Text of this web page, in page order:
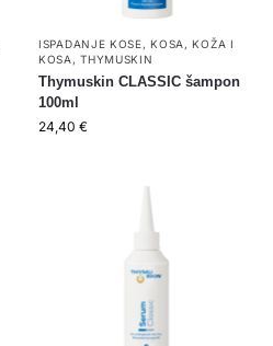
ISPADANJE KOSE,KOSA ,KOŽA I
KOSA ,THYMUSKIN
Thymuskin CLASSIC šampon
100ml
24,40 €